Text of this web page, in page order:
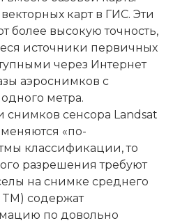
карт в ГИС. Эти
более высокую точность,
источники первичных
через Интернет
аэроснимков с
метра.
снимков сенсора Landsat
«по-
классификации, то
разрешения требуют
на снимке среднего
содержат
по довольно